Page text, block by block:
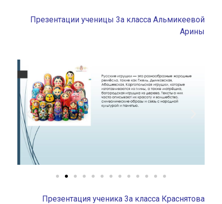
Презентации ученицы 3а класса Альмикеевой
Арины
Презентация ученика 3а класса Краснятова